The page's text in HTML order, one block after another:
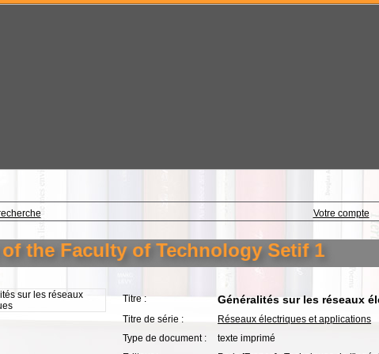
Votre compte
the Faculty of Technology Setif 1
Titre : Généralités sur les réseaux
Titre de série :
Réseaux électriques et applications
Type de document :
texte imprimé